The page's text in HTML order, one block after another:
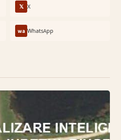
𝕏 X
wa WhatsApp